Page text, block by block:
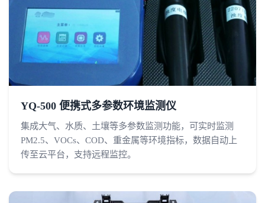
YQ-500 便携式多参数环境监测仪
集成大气、水质、土壤等多参数监测功能，可实时监测
PM2.5、VOCs、COD、重金属等环境指标，数据自动上
传至云平台，支持远程监控。